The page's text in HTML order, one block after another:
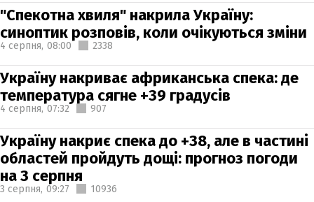
"Спекотна хвиля" накрила Україну:
синоптик розповів, коли очікуються зміни
4 серпня, 08:00 2338
Україну накриває африканська спека: де
температура сягне +39 градусів
4 серпня, 07:32 907
Україну накриє спека до +38, але в частині
областей пройдуть дощі: прогноз погоди
на 3 серпня
3 серпня, 09:27 10936